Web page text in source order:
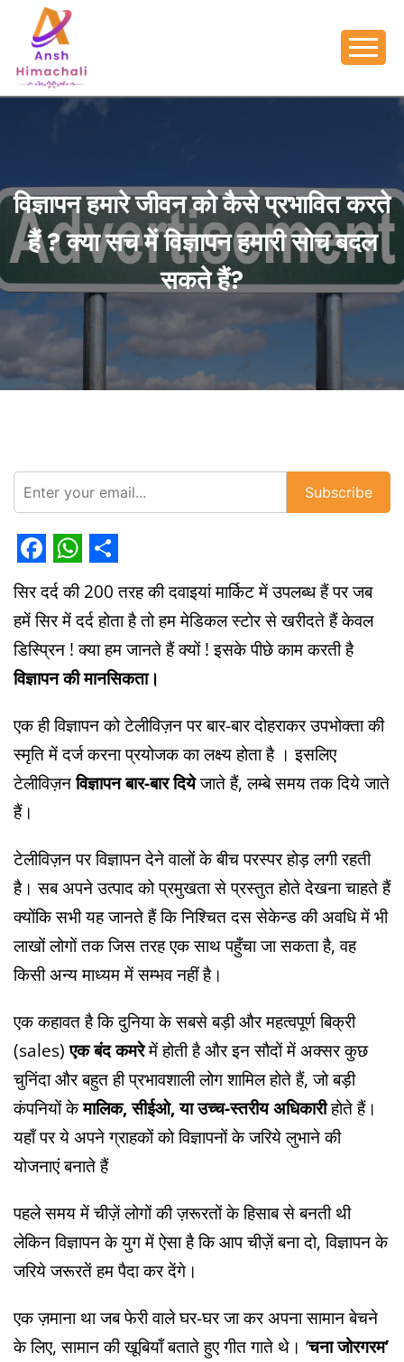
विज्ञापन हमारे जीवन को कैसे प्रभावित करते
हैं ? क्या सच में विज्ञापन हमारी सोच बदल
सकते हैं?
Subscribe
Facebook
WhatsApp
Share
सिर दर्द की 200 तरह की दवाइयां मार्किट में उपलब्ध हैं पर जब
हमें सिर में दर्द होता है तो हम मेडिकल स्टोर से खरीदते हैं केवल
डिस्प्रिन ! क्या हम जानते हैं क्यों ! इसके पीछे काम करती है
विज्ञापन की मानसिकता।
एक ही विज्ञापन को टेलीविज़न पर बार-बार दोहराकर उपभोक्ता की
स्मृति में दर्ज करना प्रयोजक का लक्ष्य होता है । इसलिए
टेलीविज़नविज्ञापन बार-बार दियेजाते हैं, लम्बे समय तक दिये जाते
हैं।
टेलीविज़न पर विज्ञापन देने वालों के बीच परस्पर होड़ लगी रहती
है। सब अपने उत्पाद को प्रमुखता से प्रस्तुत होते देखना चाहते हैं
क्योंकि सभी यह जानते हैं कि निश्चित दस सेकेन्ड की अवधि में भी
लाखों लोगों तक जिस तरह एक साथ पहुँचा जा सकता है, वह
किसी अन्य माध्यम में सम्भव नहीं है।
एक कहावत है कि दुनिया के सबसे बड़ी और महत्वपूर्ण बिक्री
(sales)एक बंद कमरेमें होती है और इन सौदों में अक्सर कुछ
चुनिंदा और बहुत ही प्रभावशाली लोग शामिल होते हैं, जो बड़ी
कंपनियों केमालिक, सीईओ, या उच्च-स्तरीय अधिकारीहोते हैं।
यहाँ पर ये अपने ग्राहकों को विज्ञापनों के जरिये लुभाने की
योजनाएं बनाते हैं
पहले समय में चीज़ें लोगों की ज़रूरतों के हिसाब से बनती थी
लेकिन विज्ञापन के युग में ऐसा है कि आप चीज़ें बना दो, विज्ञापन के
जरिये जरूरतें हम पैदा कर देंगे।
एक ज़माना था जब फेरी वाले घर-घर जा कर अपना सामान बेचने
के लिए, सामान की खूबियाँ बताते हुए गीत गाते थे। ‘चना जोरगरम’